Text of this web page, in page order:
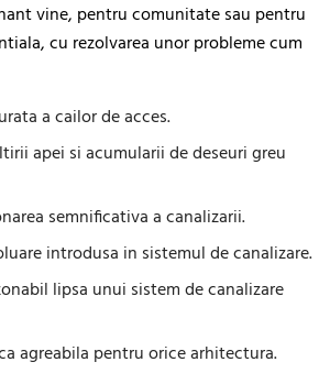
vine, pentru comunitate sau pentru
cu rezolvarea unor probleme cum
a cailor de acces.
apei si acumularii de deseuri greu
semnificativa a canalizarii.
introdusa in sistemul de canalizare.
lipsa unui sistem de canalizare
agreabila pentru orice arhitectura.